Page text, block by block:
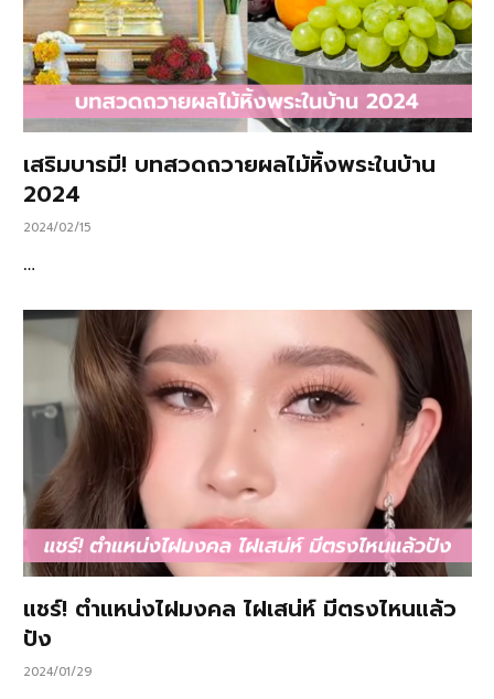
เสริมบารมี! บทสวดถวายผลไม้หิ้งพระในบ้าน
2024
2024/02/15
…
แชร์! ตำแหน่งไฝมงคล ไฝเสน่ห์ มีตรงไหนแล้ว
ปัง
2024/01/29